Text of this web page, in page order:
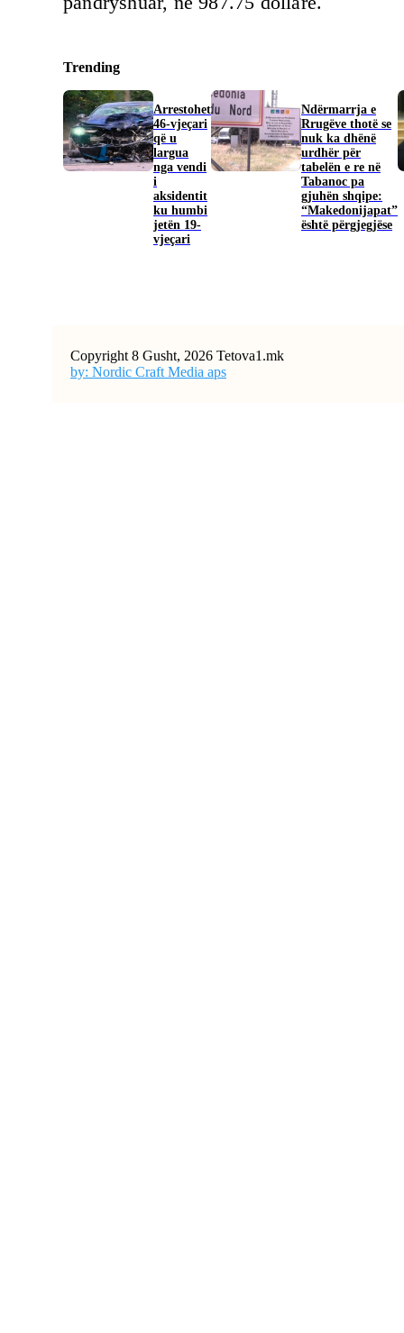
Trending
Arrestohet
46-vjeçari
që u
largua
nga vendi
i
aksidentit
ku humbi
jetën 19-
vjeçari
Ndërmarrja e
Rrugëve thotë se
nuk ka dhënë
urdhër për
tabelën e re në
Tabanoc pa
gjuhën shqipe:
“Makedonijapat”
është përgjegjëse
Copyright 8 Gusht, 2026 Tetova1.mk
by: Nordic Craft Media aps